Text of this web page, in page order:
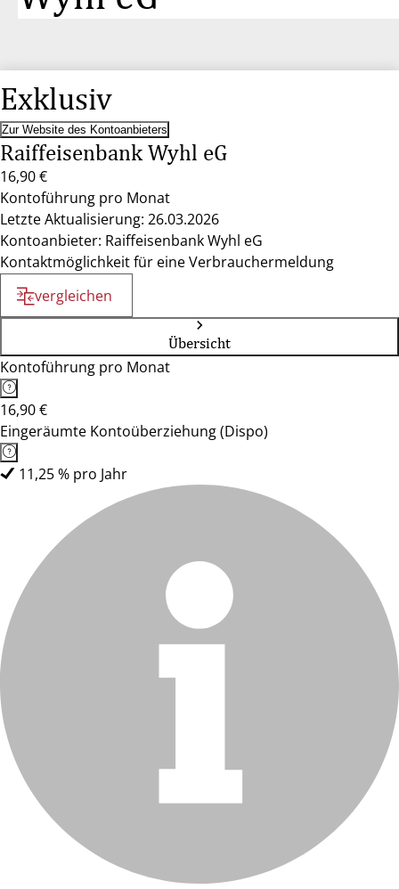
Exklusiv
Zur Website des Kontoanbieters
Raiffeisenbank Wyhl eG
16,90 €
Kontoführung pro Monat
Letzte Aktualisierung: 26.03.2026
Kontoanbieter: Raiffeisenbank Wyhl eG
Kontaktmöglichkeit für eine Verbrauchermeldung
vergleichen
Übersicht
Kontoführung pro Monat
16,90 €
Eingeräumte Kontoüberziehung (Dispo)
11,25 % pro Jahr